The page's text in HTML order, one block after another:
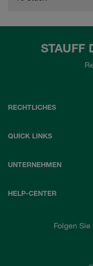
STAUFF
RECHTLICHES
QUICK LINKS
UNTERNEHMEN
HELP-CENTER
Folgen